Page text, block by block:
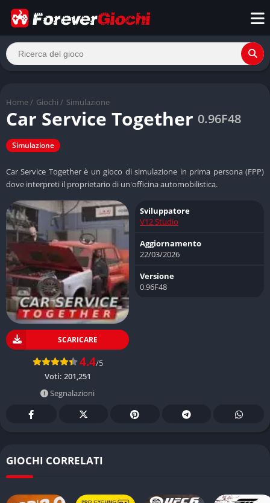
Home / Giochi / Simulazione
Car Service Together 0.96F48
Simulazione
Car Service Together è un gioco di simulazione in prima persona (FPP)
dove interpreti il proprietario di un'officina automobilistica.
SCARICARE
4.4/5
Voti: 201,251
Segnalazioni
Sviluppatore
V12 Studio
Aggiornamento
22/03/2026
Versione
0.96F48
GIOCHI CORRELATI